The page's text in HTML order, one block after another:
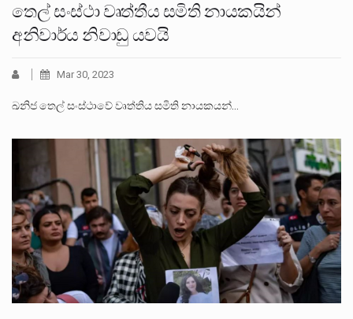
තෙල් සංස්ථා වෘත්තීය සමිති නායකයින්
අනිවාර්ය නිවාඩු යවයි
Mar 30, 2023
ඛනිජ තෙල් සංස්ථාවේ වෘත්තිය සමිති නායකයන්…